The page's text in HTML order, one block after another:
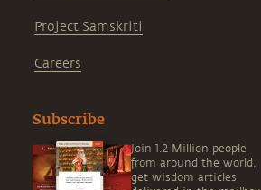
Project Samskriti
Careers
Subscribe
Join 1.2 Million people
from around the world,
get wisdom articles